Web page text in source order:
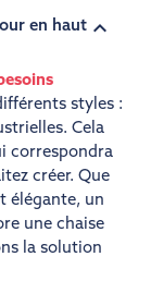
en haut 
styles :
Cela
correspondra
créer. Que
élégante, un
une chaise
la solution